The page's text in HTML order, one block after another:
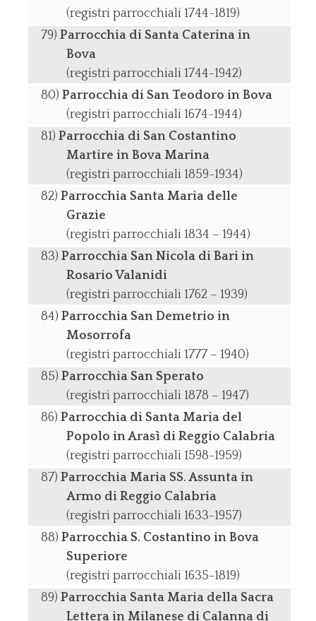
(registri parrocchiali 1744-1819)
Parrocchia di Santa Caterina in
Bova
(registri parrocchiali 1744-1942)
Parrocchia di San Teodoro in Bova
(registri parrocchiali 1674-1944)
Parrocchia di San Costantino
Martire in Bova Marina
(registri parrocchiali 1859-1934)
Parrocchia Santa Maria delle
Grazie
(registri parrocchiali 1834 – 1944)
Parrocchia San Nicola di Bari in
Rosario Valanidi
(registri parrocchiali 1762 – 1939)
Parrocchia San Demetrio in
Mosorrofa
(registri parrocchiali 1777 – 1940)
Parrocchia San Sperato
(registri parrocchiali 1878 – 1947)
Parrocchia di Santa Maria del
Popolo in Arasì di Reggio Calabria
(registri parrocchiali 1598-1959)
Parrocchia Maria SS. Assunta in
Armo di Reggio Calabria
(registri parrocchiali 1633-1957)
Parrocchia S. Costantino in Bova
Superiore
(registri parrocchiali 1635-1819)
Parrocchia Santa Maria della Sacra
Lettera in Milanese di Calanna di